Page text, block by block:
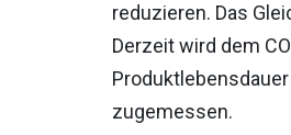
reduzieren. Das
Derzeit wird dem CO
zugemessen.